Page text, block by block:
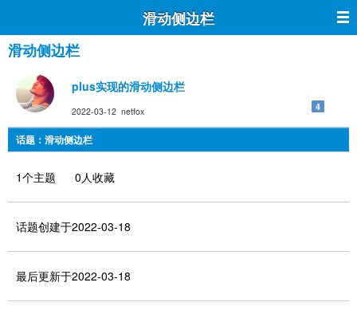
滑动侧边栏
滑动侧边栏
plus实现的滑动侧边栏
2022-03-12 netfox 4
话题：滑动侧边栏
1个主题 0人收藏
话题创建于2022-03-18
最后更新于2022-03-18